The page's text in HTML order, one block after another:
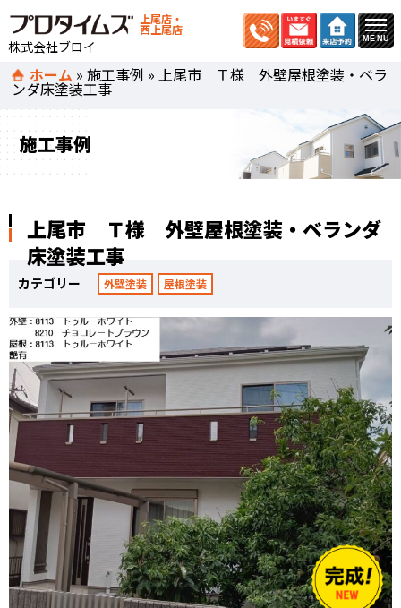
上尾店・
西上尾店
株式会社ブロイ
ホーム »施工事例 »上尾市 Ｔ様 外壁屋根塗装・ベラ
ンダ床塗装工事
施工事例
上尾市 Ｔ様 外壁屋根塗装・ベランダ
床塗装工事
カテゴリー 外壁塗装 屋根塗装